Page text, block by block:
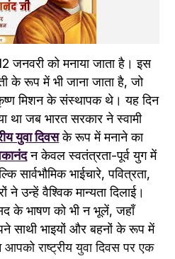
जनवरी को मनाया जाता है। इस
के रूप में भी जाना जाता है, जो
मिशन के संस्थापक थे। यह दिन
था जब भारत सरकार ने स्वामी
युवा दिवस के रूप में मनाने का
न केवल स्वतंत्रता-पूर्व युग में
सार्वभौमिक भाईचारे, पवित्रता,
उन्हें वैश्विक मान्यता दिलाई।
के भाषण को भी न भूलें, जहाँ
साथी भाइयों और बहनों के रूप में
राष्ट्रीय युवा दिवस पर एक